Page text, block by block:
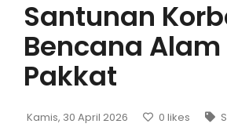
Santunan
Bencana
Pakkat
Kamis, 30 April 2026 0 likes